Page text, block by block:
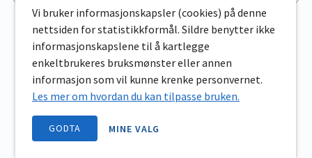
Vi bruker informasjonskapsler (cookies) på denne
nettsiden for statistikkformål. Sildre benytter ikke
informasjonskapslene til å kartlegge
enkeltbrukeres bruksmønster eller annen
informasjon som vil kunne krenke personvernet.
Les mer om hvordan du kan tilpasse bruken.
GODTA MINE VALG